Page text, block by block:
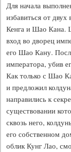
Для начала
избавиться от
Кенга и Шао Кана.
вход во дворец
его Шао Кану.
императора, убив
Как только с Шао
и предложил
направились к
существовании
сквозь него,
его собственном
облик Кунг Лао,